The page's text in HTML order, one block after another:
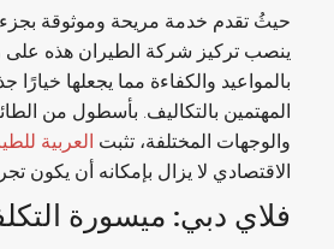
حيثُ تقدم خدمة مريحة وموثوقة
ينصب تركيز شركة الطيران هذه على
بالمواعيد والكفاءة مما يجعلها خيارًا
المهتمين بالتكاليف. بأسطول من
والوجهات المختلفة، تثبتالعربية
الاقتصادي لا يزال بإمكانه أن يكون
فلاي دبي: ميسورة